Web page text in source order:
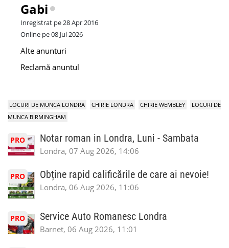
Gabi
Inregistrat pe 28 Apr 2016
Online pe 08 Jul 2026
Alte anunturi
Reclamă anuntul
LOCURI DE MUNCA LONDRA CHIRIE LONDRA CHIRIE WEMBLEY
LOCURI DE
MUNCA BIRMINGHAM
PRO Notar roman in Londra, Luni - Sambata
Londra, 07 Aug 2026, 14:06
PRO Obține rapid calificările de care ai nevoie!
Londra, 06 Aug 2026, 11:06
PRO Service Auto Romanesc Londra
Barnet, 06 Aug 2026, 11:01